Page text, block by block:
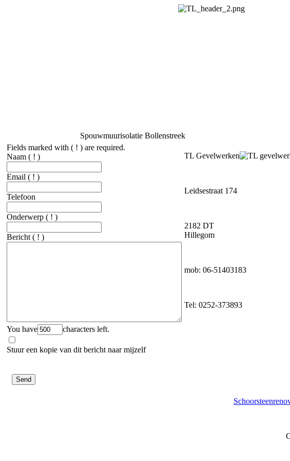
Spouwmuurisolatie Bollenstreek
Fields marked with ( ! ) are required.
Naam ( ! )
Email ( ! )
Telefoon
Onderwerp ( ! )
Bericht ( ! )
You have characters left.
Stuur een kopie van dit bericht naar mijzelf
TL Gevelwerken
Leidsestraat 174
2182 DT
Hillegom
mob: 06-51403183
Tel: 0252-373893